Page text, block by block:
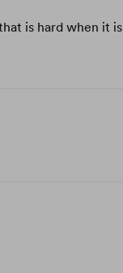
is hard when it is